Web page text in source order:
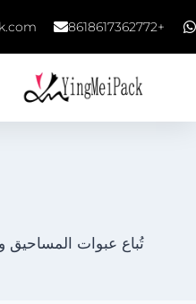
+8618617362772
تُباع عبوات المساحيق